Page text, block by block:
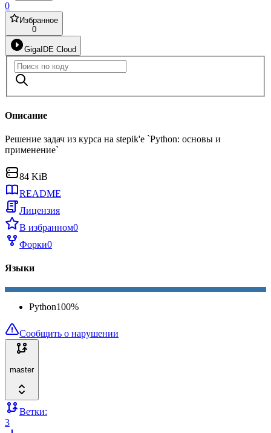
0
Избранное
0
GigaIDE Cloud
Описание
Решение задач из курса на stepik'е `Python: основы и
применение`
84 KiB
README
Лицензия
В избранном0
Форки0
Языки
Python100%
Сообщить о нарушении
master
Ветки:
3